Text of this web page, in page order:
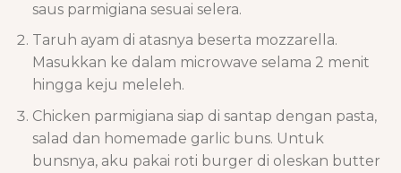
saus parmigiana sesuai selera.
Taruh ayam di atasnya beserta mozzarella.
Masukkan ke dalam microwave selama 2 menit
hingga keju meleleh.
Chicken parmigiana siap di santap dengan pasta,
salad dan homemade garlic buns. Untuk
bunsnya, aku pakai roti burger di oleskan butter